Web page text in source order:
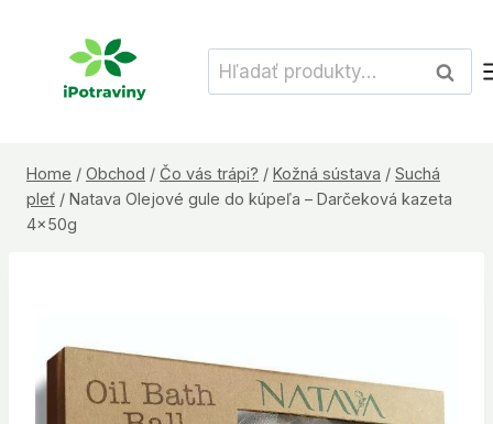
Hľadať:
Home / Obchod / Čo vás trápi? / Kožná sústava / Suchá
pleť / Natava Olejové gule do kúpeľa – Darčeková kazeta
4x50g